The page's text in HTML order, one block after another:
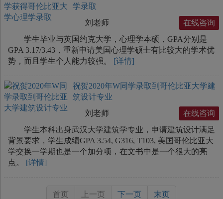
学录取
刘老师
在线咨询
学生毕业与英国约克大学，心理学本硕，GPA分别是
GPA 3.17/3.43，重新申请美国心理学硕士有比较大的学术优
势，而且学生个人能力较强。 [详情]
祝贺2020年W同学录取到哥伦比亚大学建
筑设计专业
刘老师
在线咨询
学生本科出身武汉大学建筑学专业，申请建筑设计满足
背景要求，学生成绩GPA 3.54, G316, T103, 美国哥伦比亚大
学交换一学期也是一个加分项，在文书中是一个很大的亮
点。 [详情]
首页 上一页 下一页 末页